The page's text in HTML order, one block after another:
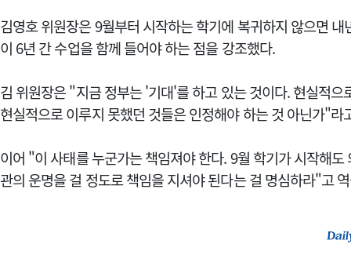
김영호 위원장은 9월부터 시작하는 학기에 복귀하지 않으면
이 6년 간 수업을 함께 들어야 하는 점을 강조했다.
김 위원장은 "지금 정부는 '기대'를 하고 있는 것이다. 현실적으
현실적으로 이루지 못했던 것들은 인정해야 하는 것 아닌가"라
이어 "이 사태를 누군가는 책임져야 한다. 9월 학기가 시작해
관의 운명을 걸 정도로 책임을 지셔야 된다는 걸 명심하라"고